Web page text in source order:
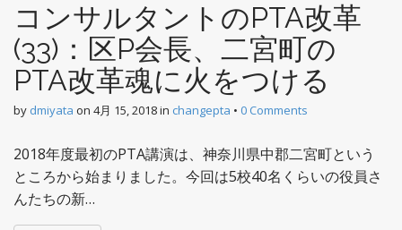
コンサルタントのPTA改革
(33)：区P会長、二宮町の
PTA改革魂に火をつける
by dmiyata on 4月 15, 2018in changepta • 0 Comments
2018年度最初のPTA講演は、神奈川県中郡二宮町という
ところから始まりました。今回は5校40名くらいの役員さ
んたちの新…